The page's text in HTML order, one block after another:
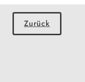
Zurück